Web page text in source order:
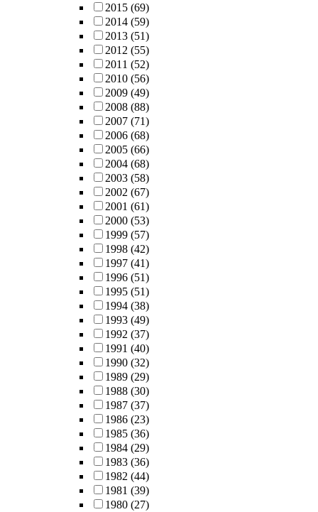
2015 (69)
2014 (59)
2013 (51)
2012 (55)
2011 (52)
2010 (56)
2009 (49)
2008 (88)
2007 (71)
2006 (68)
2005 (66)
2004 (68)
2003 (58)
2002 (67)
2001 (61)
2000 (53)
1999 (57)
1998 (42)
1997 (41)
1996 (51)
1995 (51)
1994 (38)
1993 (49)
1992 (37)
1991 (40)
1990 (32)
1989 (29)
1988 (30)
1987 (37)
1986 (23)
1985 (36)
1984 (29)
1983 (36)
1982 (44)
1981 (39)
1980 (27)